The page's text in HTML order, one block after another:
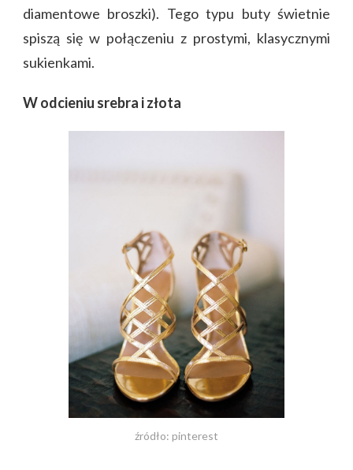
diamentowe broszki). Tego typu buty świetnie
spiszą się w połączeniu z prostymi, klasycznymi
sukienkami.
W odcieniu srebra i złota
źródło: pinterest